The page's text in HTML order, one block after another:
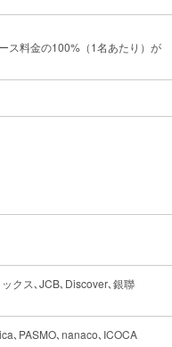
ス料金の100%（1名あたり）が
クス､JCB､Discover､銀聯
､PASMO､nanaco､ICOCA